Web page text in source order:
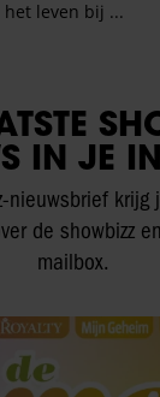
IN JE
nieuwsbrief krijg
de showbizz
mailbox.